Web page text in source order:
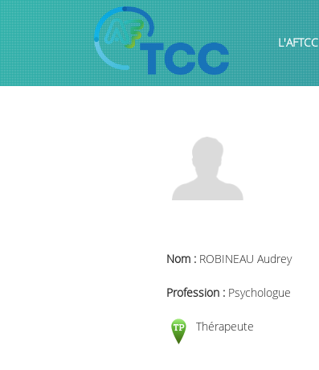
L'AFTCC
Nom : ROBINEAU Audrey
Profession : Psychologue
Thérapeute